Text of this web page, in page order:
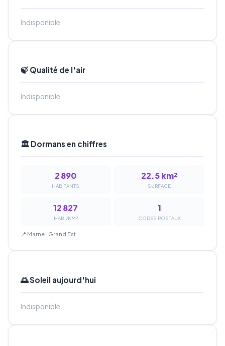
Indisponible
🍃 Qualité de l'air
Indisponible
🏛️ Dormans en chiffres
2 890
HABITANTS
22.5 km²
SURFACE
12 827
HAB./KM²
1
CODES POSTAUX
📍 Marne · Grand Est
🌅 Soleil aujourd'hui
Indisponible